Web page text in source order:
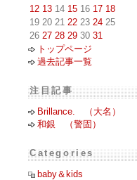
12 13 14 15 16 17 18
19 20 21 22 23 24 25
26 27 28 29 30 31
トップページ
過去記事一覧
注目記事
Brillance. （大名）
和銀 （警固）
Categories
baby＆kids